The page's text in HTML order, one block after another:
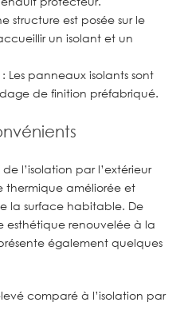
structure est posée sur le
un isolant et un
Les panneaux isolants sont
de finition préfabriqué.
l’isolation par l’extérieur
thermique améliorée et
la surface habitable. De
esthétique renouvelée à la
également quelques
comparé à l’isolation par